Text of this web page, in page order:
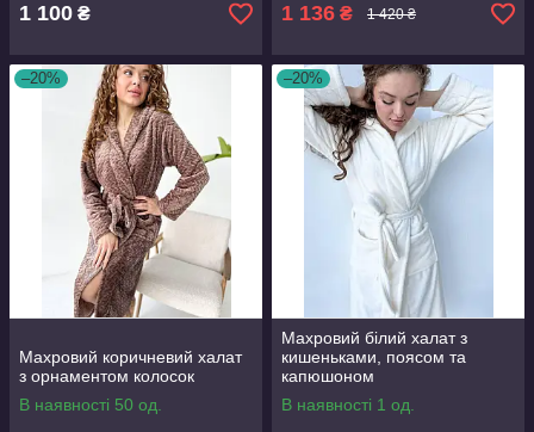
1 100 ₴ 1 136 ₴ 1 420 ₴
–20%
Махровий коричневий халат
з орнаментом колосок
В наявності 50 од.
–20%
Махровий білий халат з
кишеньками, поясом та
капюшоном
В наявності 1 од.